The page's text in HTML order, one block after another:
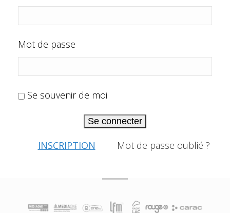
Mot de passe
Se souvenir de moi
Se connecter
INSCRIPTION Mot de passe oublié ?